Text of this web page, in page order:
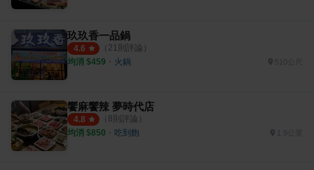
玖玖香一品鍋
4.6 （ 21 則評論）
均消 $459 ・ 火鍋 510公尺
饗麻饗辣 夢時代店
4.8 （ 8則評論）
均消 $850 ・ 吃到飽